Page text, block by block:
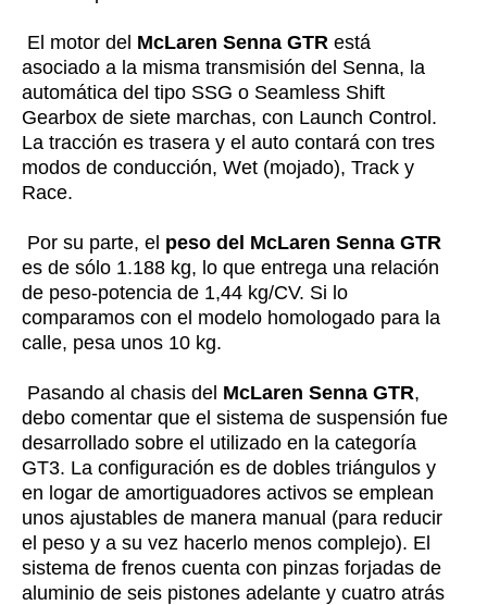
El motor del McLaren Senna GTR está
asociado a la misma transmisión del Senna, la
automática del tipo SSG o Seamless Shift
Gearbox de siete marchas, con Launch Control.
La tracción es trasera y el auto contará con tres
modos de conducción, Wet (mojado), Track y
Race.
Por su parte, el peso del McLaren Senna GTR
es de sólo 1.188 kg, lo que entrega una relación
de peso-potencia de 1,44 kg/CV. Si lo
comparamos con el modelo homologado para la
calle, pesa unos 10 kg.
Pasando al chasis del McLaren Senna GTR,
debo comentar que el sistema de suspensión fue
desarrollado sobre el utilizado en la categoría
GT3. La configuración es de dobles triángulos y
en logar de amortiguadores activos se emplean
unos ajustables de manera manual (para reducir
el peso y a su vez hacerlo menos complejo). El
sistema de frenos cuenta con pinzas forjadas de
aluminio de seis pistones adelante y cuatro atrás